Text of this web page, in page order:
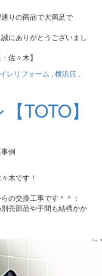
りの商品で大満足で
にありがとうございまし
佐々木】
レリフォーム , 横浜店 ,
TOTO】
例
木です！
の交換工事です＾＾；
売部品や手間も結構かか